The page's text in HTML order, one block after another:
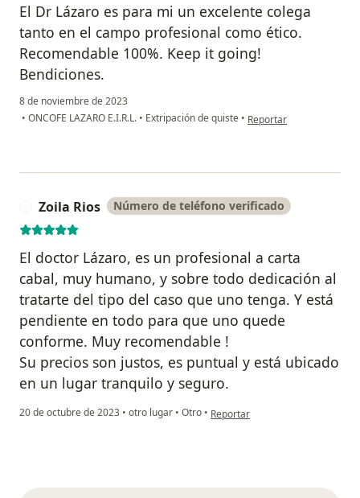
El Dr Lázaro es para mi un excelente colega
tanto en el campo profesional como ético.
Recomendable 100%. Keep it going!
Bendiciones.
8 de noviembre de 2023
• ONCOFE LAZARO E.I.R.L. • Extripación de quiste • en opinión del usuario
Reportar
Zoila Rios Número de teléfono verificado
El doctor Lázaro, es un profesional a carta
cabal, muy humano, y sobre todo dedicación al
tratarte del tipo del caso que uno tenga. Y está
pendiente en todo para que uno quede
conforme. Muy recomendable !
Su precios son justos, es puntual y está ubicado
en un lugar tranquilo y seguro.
20 de octubre de 2023 • otro lugar • Otro • en opinión del usuario Zoila Rios
Reportar